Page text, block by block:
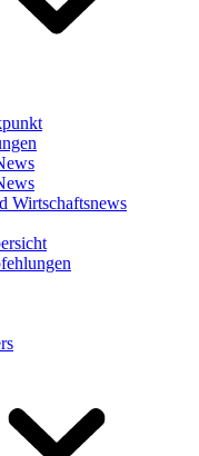
Wirtschaftsnews